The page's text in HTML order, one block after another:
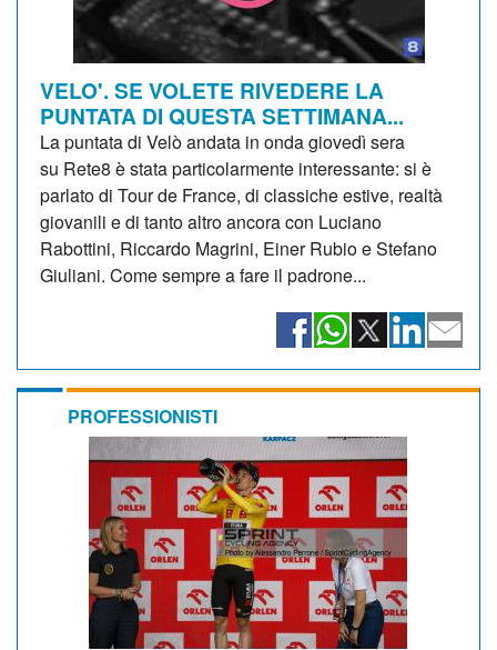
VELO'. SE VOLETE RIVEDERE LA
PUNTATA DI QUESTA SETTIMANA...
La puntata di Velò andata in onda giovedì sera
su Rete8 è stata particolarmente interessante: si è
parlato di Tour de France, di classiche estive, realtà
giovanili e di tanto altro ancora con Luciano
Rabottini, Riccardo Magrini, Einer Rubio e Stefano
Giuliani. Come sempre a fare il padrone...
PROFESSIONISTI